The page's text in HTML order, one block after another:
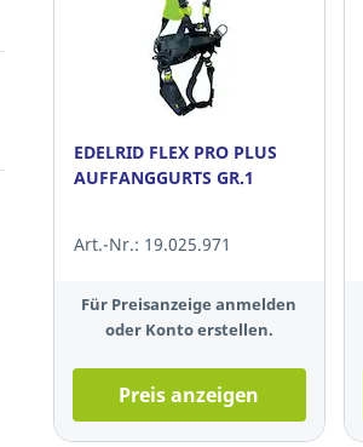
EDELRID FLEX PRO PLUS
AUFFANGGURTS GR.1
Art.-Nr.: 19.025.971
Für Preisanzeige anmelden
oder Konto erstellen.
Preis anzeigen